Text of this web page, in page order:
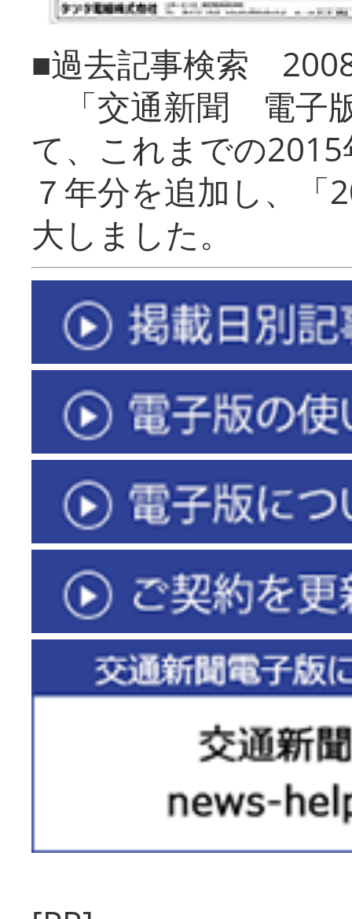
■過去記事検索
「交通新聞 電子
て、これまでの
７年分を追加し、「
大しまし